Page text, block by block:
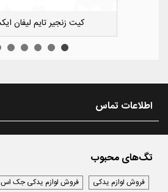
کشویی کوچک سپر عقب راست لیفان ایکس 50
اطلاعات تماس
تگ‌های محبوب
فروش لوازم یدکی
فروش لوازم یدکی جک اس 5